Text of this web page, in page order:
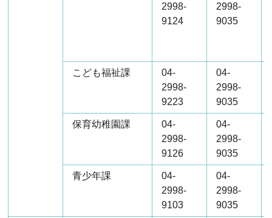
2998-
9124
2998-
9035
こども福祉課
04-
2998-
9223
04-
2998-
9035
保育幼稚園課
04-
2998-
9126
04-
2998-
9035
青少年課
04-
2998-
9103
04-
2998-
9035